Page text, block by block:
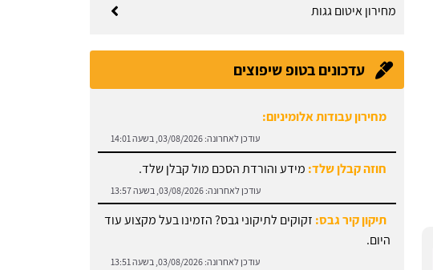
מחירון איטום גגות
עדכונים בטופ שיפוצים
מחירון עבודות אלומיניום:
עודכן לאחרונה:03/08/2026, בשעה 14:01
חוזה קבלן שלד:מידע והורדת הסכם מול קבלן שלד.
עודכן לאחרונה: 03/08/2026, בשעה 13:57
תיקון קיר גבס:זקוקים לתיקוני גבס? הזמינו בעל מקצוע עוד
מחירון ריצוף:
עודכן לאחרונה: 03/08/2026, בשעה 13:43